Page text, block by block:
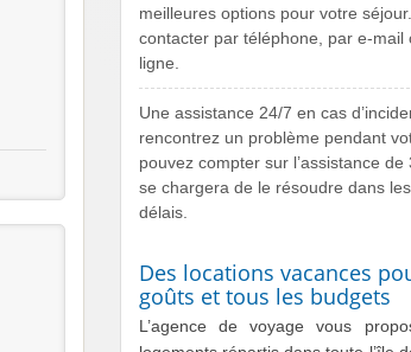
meilleures options pour votre
contacter par téléphone, par e-mail
ligne.
Une assistance 24/7 en cas
rencontrez un problème pendant
pouvez compter sur l’assistance de
se chargera de le résoudre dans
délais.
Des locations vacances
goûts et tous les budgets
L’agence de voyage vous